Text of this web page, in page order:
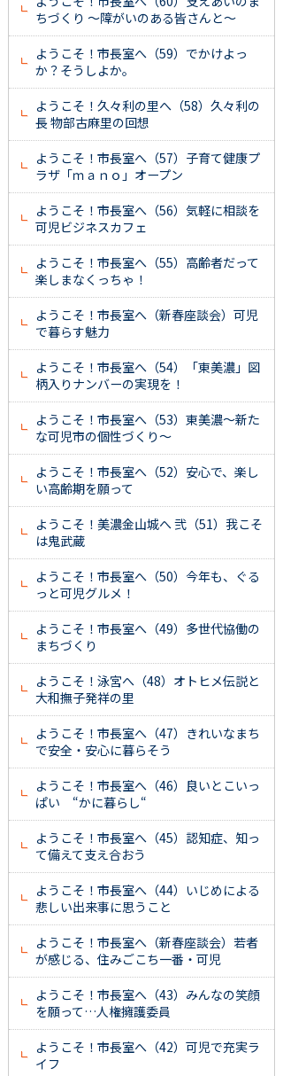
ちづくり ～障がいのある皆さんと～
ようこそ！市長室へ（59）でかけよっ
か？そうしよか。
ようこそ！久々利の里へ（58）久々利の
長 物部古麻里の回想
ようこそ！市長室へ（57）子育て健康プ
ラザ「ｍａｎｏ」オープン
ようこそ！市長室へ（56）気軽に相談を
可児ビジネスカフェ
ようこそ！市長室へ（55）高齢者だって
楽しまなくっちゃ！
ようこそ！市長室へ（新春座談会）可児
で暮らす魅力
ようこそ！市長室へ（54）「東美濃」図
柄入りナンバーの実現を！
ようこそ！市長室へ（53）東美濃～新た
な可児市の個性づくり～
ようこそ！市長室へ（52）安心で、楽し
い高齢期を願って
ようこそ！美濃金山城へ 弐（51）我こそ
は鬼武蔵
ようこそ！市長室へ（50）今年も、ぐる
っと可児グルメ！
ようこそ！市長室へ（49）多世代協働の
まちづくり
ようこそ！泳宮へ（48）オトヒメ伝説と
大和撫子発祥の里
ようこそ！市長室へ（47）きれいなまち
で安全・安心に暮らそう
ようこそ！市長室へ（46）良いとこいっ
ぱい “かに暮らし“
ようこそ！市長室へ（45）認知症、知っ
て備えて支え合おう
ようこそ！市長室へ（44）いじめによる
悲しい出来事に思うこと
ようこそ！市長室へ（新春座談会）若者
が感じる、住みごこち一番・可児
ようこそ！市長室へ（43）みんなの笑顔
を願って…人権擁護委員
ようこそ！市長室へ（42）可児で充実ラ
イフ